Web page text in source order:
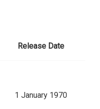
Release Date
1 January 1970